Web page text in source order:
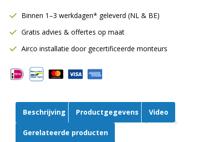
mm
Wit
|
x
L=2
ACTIE
aantal
Binnen 1–3 werkdagen* geleverd (NL & BE)
Gratis advies & offertes op maat
Airco installatie door gecertificeerde monteurs
Beschrijving Productgegevens Video
Gerelateerde producten